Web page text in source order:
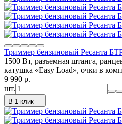
Триммер бензиновый Ресанта
1500 Вт, разъемная штанга,
катушка «Easy Load», очки в
9 990 p.
шт.
В 1 клик